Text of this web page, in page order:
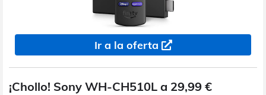
Ir a la oferta
¡Chollo! Sony WH-CH510L a 29,99 €